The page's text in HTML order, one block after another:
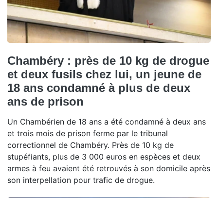
Chambéry : près de 10 kg de drogue
et deux fusils chez lui, un jeune de
18 ans condamné à plus de deux
ans de prison
Un Chambérien de 18 ans a été condamné à deux ans
et trois mois de prison ferme par le tribunal
correctionnel de Chambéry. Près de 10 kg de
stupéfiants, plus de 3 000 euros en espèces et deux
armes à feu avaient été retrouvés à son domicile après
son interpellation pour trafic de drogue.